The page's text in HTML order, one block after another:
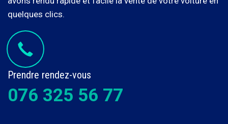
quelques clics.
Prendre rendez-vous
076 325 56 77